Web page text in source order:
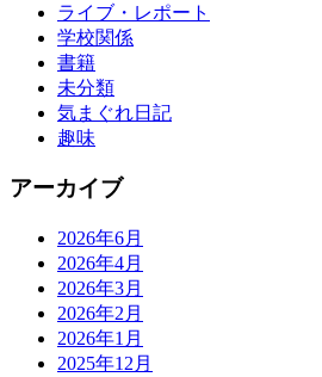
ライブ・レポート
学校関係
書籍
未分類
気まぐれ日記
趣味
アーカイブ
2026年6月
2026年4月
2026年3月
2026年2月
2026年1月
2025年12月